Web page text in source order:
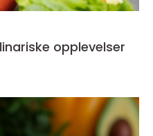
opplevelser